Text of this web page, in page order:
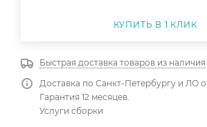
КУПИТЬ В 1 КЛИК
Быстрая доставка товаров из наличия
Доставка по Санкт-Петербургу и ЛО
Гарантия 12 месяцев.
Услуги сборки